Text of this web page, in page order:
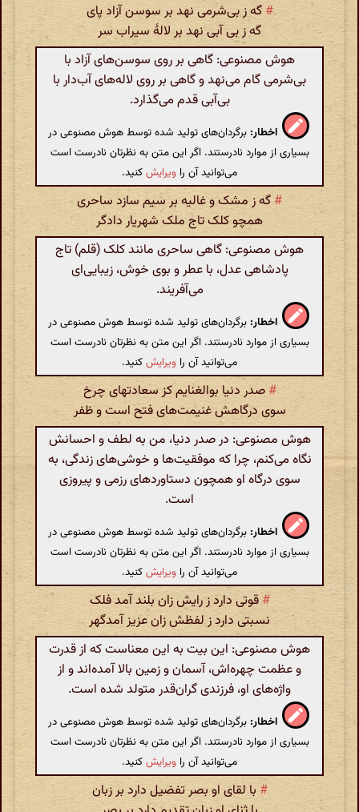
# گه ز بی‌شرمی نهد بر سوسن آزاد پای
گه ز بی آبی نهد بر لالهٔ سیراب سر
هوش مصنوعی: گاهی بر روی سوسن‌های آزاد با
بی‌شرمی گام می‌نهد و گاهی بر روی لاله‌های آب‌دار با
بی‌آبی قدم می‌گذارد.
اخطار: برگردان‌های تولید شده توسط هوش مصنوعی در
بسیاری از موارد نادرستند. اگر این متن به نظرتان نادرست است
می‌توانید آن را ویرایشکنید.
# گه ز مشک و غالیه بر سیم سازد ساحری
همچو کلک تاج ملک شهریار دادگر
هوش مصنوعی: گاهی ساحری مانند کلک (قلم) تاج
پادشاهی عدل، با عطر و بوی خوش، زیبایی‌ای
می‌آفریند.
اخطار: برگردان‌های تولید شده توسط هوش مصنوعی در
بسیاری از موارد نادرستند. اگر این متن به نظرتان نادرست است
می‌توانید آن را ویرایشکنید.
# صدر دنیا بوالغنایم کز سعادتهای چرخ
سوی درگاهش غنیمت‌های فتح است و ظفر
هوش مصنوعی: در صدر دنیا، من به لطف و احسانش
نگاه می‌کنم، چرا که موفقیت‌ها و خوشی‌های زندگی، به
سوی درگاه او همچون دستاوردهای رزمی و پیروزی
است.
اخطار: برگردان‌های تولید شده توسط هوش مصنوعی در
بسیاری از موارد نادرستند. اگر این متن به نظرتان نادرست است
می‌توانید آن را ویرایشکنید.
# قوتی دارد ز رایش زان بلند آمد فلک
نسبتی دارد ز لفظش زان عزیز آمدگهر
هوش مصنوعی: این بیت به این معناست که از قدرت
و عظمت چهره‌اش، آسمان و زمین بالا آمده‌اند و از
واژه‌های او، فرزندی گران‌قدر متولد شده است.
اخطار: برگردان‌های تولید شده توسط هوش مصنوعی در
بسیاری از موارد نادرستند. اگر این متن به نظرتان نادرست است
می‌توانید آن را ویرایشکنید.
# با لقای او بصر تفضیل دارد بر زبان